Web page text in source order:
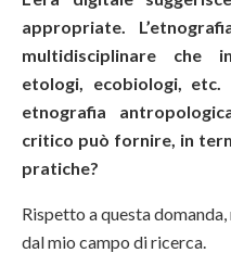
appropriate.
multidisciplinare che
etologi, ecobiologi,
etnografia
critico può fornire, in
pratiche?
Rispetto a questa
dal mio campo di ricerca.